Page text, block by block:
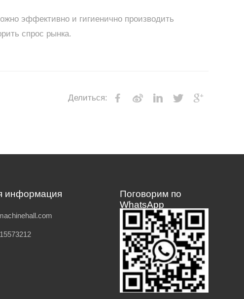
эффективно и гигиенично производить
спрос рынка.
Делиться:
информация
Поговорим по
WhatsApp